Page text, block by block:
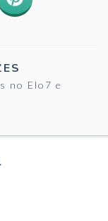
no Elo7 e